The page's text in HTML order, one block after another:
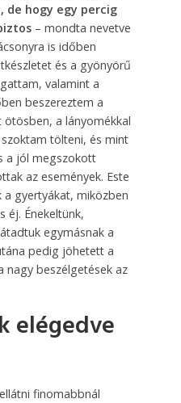
de hogy egy percig
– mondta nevetve
is időben
és a gyönyörű
valamint a
beszereztem a
ötösben, a lányomékkal
tölteni, és mint
a jól megszokott
az események. Este
gyertyákat, miközben
éj. Énekeltünk,
egymásnak a
pedig jöhetett a
nagy beszélgetések az
elégedve
finomabbnál